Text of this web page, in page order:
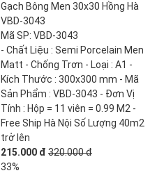
Gạch Bông Men 30x30 Hồng Hà
VBD-3043
Mã SP: VBD-3043
- Chất Liệu : Semi Porcelain Men
Matt - Chống Trơn - Loại : A1 -
Kích Thước : 300x300 mm - Mã
Sản Phẩm : VBD-3043 - Đơn Vị
Tính : Hộp = 11 viên = 0.99 M2 -
Free Ship Hà Nội Số Lượng 40m2
trở lên
215.000 đ 320.000 đ
33%